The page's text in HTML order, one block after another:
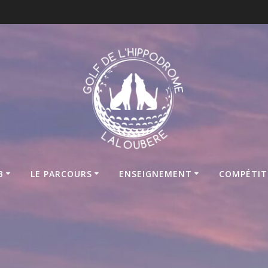
LE PARCOURS ENSEIGNEMENT